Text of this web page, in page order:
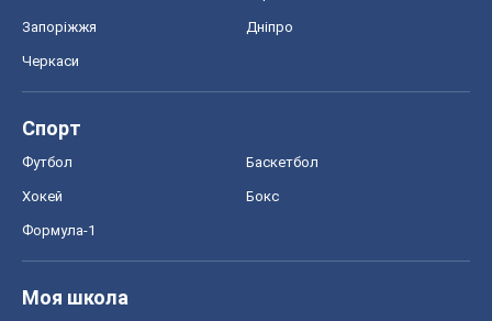
Запоріжжя Дніпро
Черкаси
Спорт
Футбол Баскетбол
Хокей Бокс
Формула-1
Моя школа